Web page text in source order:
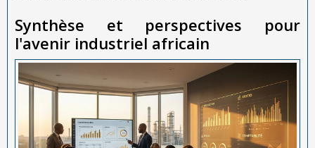
Synthèse et perspectives pour
l'avenir industriel africain